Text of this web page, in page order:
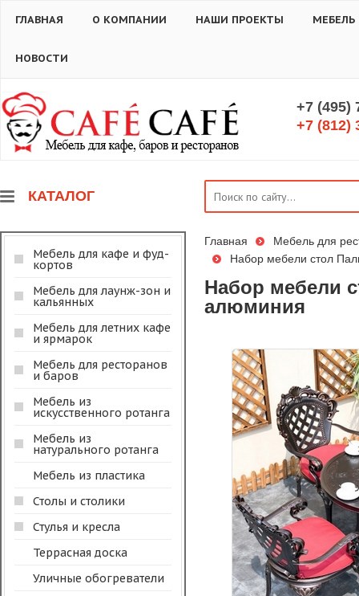
ГЛАВНАЯ О КОМПАНИИ НАШИ ПРОЕКТЫ
НОВОСТИ
+7 (495)
+7 (812)
КАТАЛОГ
Мебель для кафе и фуд-
кортов
Мебель для лаунж-зон и
кальянных
Мебель для летних кафе
и ярмарок
Мебель для ресторанов
и баров
Мебель из
искусственного ротанга
Мебель из
натурального ротанга
Мебель из пластика
Столы и столики
Стулья и кресла
Террасная доска
Уличные обогреватели
Главная
Мебель для
Набор мебели стол
Набор мебели
алюминия